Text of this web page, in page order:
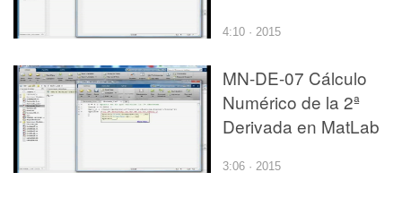
4:10 · 2015
MN-DE-07 Cálculo
Numérico de la 2ª
Derivada en MatLab
3:06 · 2015